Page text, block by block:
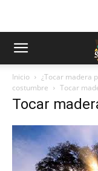
Inicio
¿Tocar madera
costumbre
Tocar
Tocar